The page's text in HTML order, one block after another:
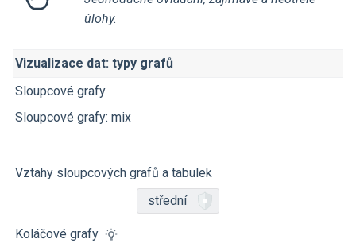
úlohy.
Vizualizace dat: typy grafů
Sloupcové grafy
Sloupcové grafy: mix
Vztahy sloupcových grafů a tabulek
střední
Koláčové grafy